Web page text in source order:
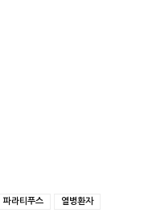
파라티푸스 열병환자